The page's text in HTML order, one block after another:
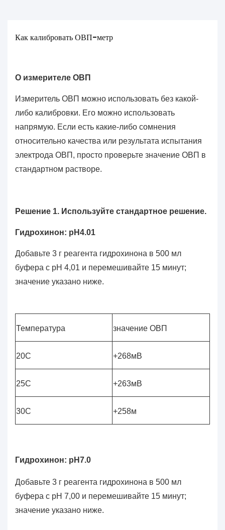
Как калибровать ОВП-метр
О измерителе ОВП
Измеритель ОВП можно использовать без какой-
либо калибровки. Его можно использовать
напрямую. Если есть какие-либо сомнения
относительно качества или результата испытания
электрода ОВП, просто проверьте значение ОВП в
стандартном растворе.
Решение 1. Используйте стандартное решение.
Гидрохинон: pH4.01
Добавьте 3 г реагента гидрохинона в 500 мл
буфера с pH 4,01 и перемешивайте 15 минут;
значение указано ниже.
Температура значение ОВП
20C +268мВ
25C +263мВ
30C +258м
Гидрохинон: pH7.0
Добавьте 3 г реагента гидрохинона в 500 мл
буфера с pH 7,00 и перемешивайте 15 минут;
значение указано ниже.